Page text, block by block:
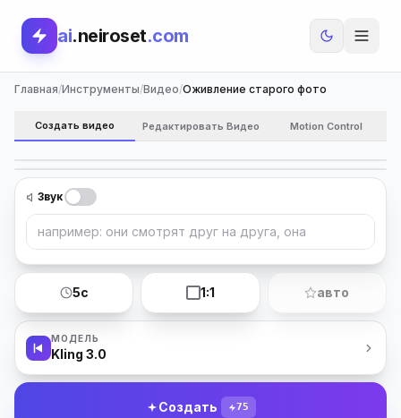
ai.neiroset.com
Главная/Инструменты/Видео/Оживление старого фото
Создать видео Редактировать Видео Motion Control
ОЖИВЛЕНИЕ СТАРОГО ФОТО
ИЗМЕНИТЬ
PNG, JPG, WEBP — до 10 МБ
Звук
5с 1:1 авто
МОДЕЛЬ
Kling 3.0
Создать 75